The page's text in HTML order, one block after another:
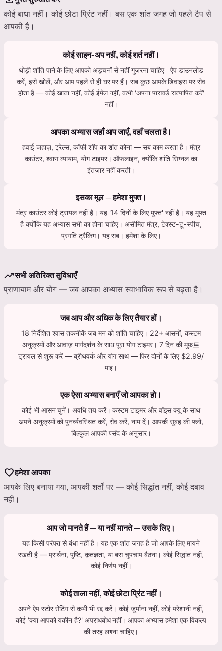
कोई बाधा नहीं। कोई छोटा प्रिंट नहीं। बस एक शांत जगह जो पहले टैप से
आपकी है।
कोई साइन-अप नहीं, कोई शर्त नहीं।
थोड़ी शांति पाने के लिए आपको अड़चनों से नहीं गुज़रना चाहिए। ऐप डाउनलोड
करें, इसे खोलें, और आप पहले से ही घर पर हैं। सब कुछ आपके डिवाइस पर सेव
होता है — कोई खाता नहीं, कोई ईमेल नहीं, कभी 'अपना पासवर्ड सत्यापित करें'
नहीं।
आपका अभ्यास जहाँ आप जाएँ, वहाँ चलता है।
हवाई जहाज़, ट्रेल्स, कॉफी शॉप का शांत कोना — सब काम करता है। मंत्र
काउंटर, श्वास व्यायाम, योग टाइमर। ऑफलाइन, क्योंकि शांति सिग्नल का
इंतज़ार नहीं करती।
इसका मूल — हमेशा मुफ्त।
मंत्र काउंटर कोई ट्रायल नहीं है। यह '14 दिनों के लिए मुफ्त' नहीं है। यह मुफ्त
है क्योंकि यह अभ्यास सभी का होना चाहिए। असीमित मंत्र, टेक्स्ट-टू-स्पीच,
प्रगति ट्रैकिंग। यह सब। हमेशा के लिए।
trending_upसभी अतिरिक्त सुविधाएँ
प्राणायाम और योग — जब आपका अभ्यास स्वाभाविक रूप से बढ़ता है।
जब आप और अधिक के लिए तैयार हों।
18 निर्देशित श्वास तकनीकें जब मन को शांति चाहिए। 22+ आसनों, कस्टम
अनुक्रमों और आवाज़ मार्गदर्शन के साथ पूरा योग टाइमर। 7 दिन की मुफ़트
ट्रायल से शुरू करें — ब्रीथवर्क और योग साथ — फिर दोनों के लिए $2.99/
माह।
एक ऐसा अभ्यास बनाएँ जो आपका हो।
कोई भी आसन चुनें। अवधि तय करें। कस्टम टाइमर और वॉइस क्यू के साथ
अपने अनुक्रमों को पुनर्व्यवस्थित करें, सेव करें, नाम दें। आपकी सुबह की फ्लो,
बिल्कुल आपकी पसंद के अनुसार।
favoriteहमेशा आपका
आपके लिए बनाया गया, आपकी शर्तों पर — कोई सिद्धांत नहीं, कोई दबाव
नहीं।
आप जो मानते हैं — या नहीं मानते — उसके लिए।
यह किसी परंपरा से बंधा नहीं है। यह एक शांत जगह है जो आपके लिए मायने
रखती है — प्रार्थना, पुष्टि, कृतज्ञता, या बस चुपचाप बैठना। कोई सिद्धांत नहीं,
कोई निर्णय नहीं।
कोई ताला नहीं, कोई छोटा प्रिंट नहीं।
अपने ऐप स्टोर सेटिंग से कभी भी रद्द करें। कोई जुर्माना नहीं, कोई परेशानी नहीं,
कोई 'क्या आपको यकीन है?' अपराधबोध नहीं। आपका अभ्यास हमेशा एक विकल्प
की तरह लगना चाहिए।